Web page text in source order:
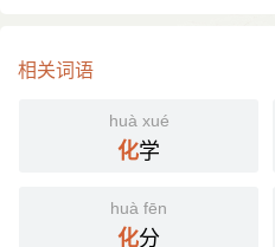
相关词语
huà xué
化学
huà fēn
化分